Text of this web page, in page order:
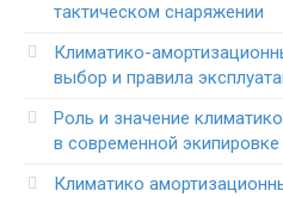
тактическом снаряжении
Климатико-
выбор и правила
Роль и значение
в современной экипировке
Климатико